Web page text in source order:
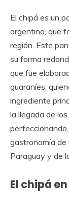
El chipá es un
argentino, que
región. Este
su forma
que fue
guaraníes,
ingrediente
la llegada de
gastronomía de
Paraguay y de
El chipá